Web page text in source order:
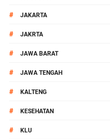
# JAKARTA
# JAKRTA
# JAWA BARAT
# JAWA TENGAH
# KALTENG
# KESEHATAN
# KLU